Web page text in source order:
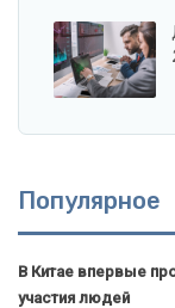
Популярное
В Китае впервые
участия людей